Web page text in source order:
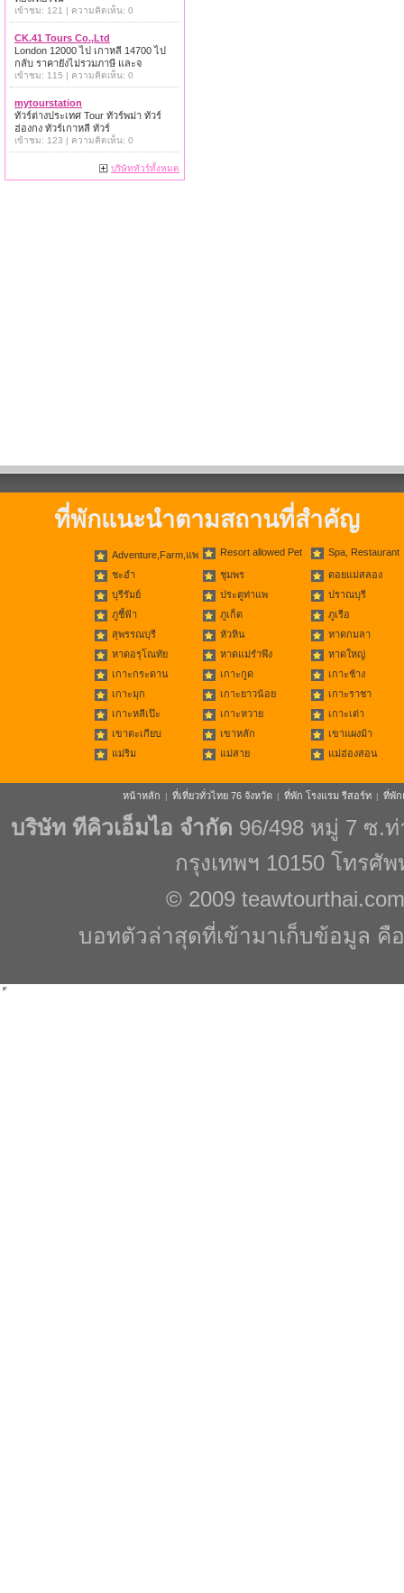
เข้าชม: 121 | ความคิดเห็น: 0
CK.41 Tours Co.,Ltd
London 12000 ไป เกาหลี 14700 ไป
กลับ ราคายังไม่รวมภาษี และจ
เข้าชม: 115 | ความคิดเห็น: 0
mytourstation
ทัวร์ต่างประเทศ Tour ทัวร์พม่า ทัวร์
ฮ่องกง ทัวร์เกาหลี ทัวร์
เข้าชม: 123 | ความคิดเห็น: 0
บริษัททัวร์ทั้งหมด
ที่พักแนะนำตามสถานที่สำคัญ
Adventure,Farm,แพ Resort allowed Pet Spa, Restaurant
ชะอำ ชุมพร
ดอยแม่สลอง
บุรีรัมย์
ประตูท่าแพ
ปราณบุรี
ภูชี้ฟ้า
ภูเก็ต
ภูเรือ
สุพรรณบุรี
หัวหิน
หาดกมลา
หาดอรุโณทัย
หาดแม่รำพึง
หาดใหญ่
เกาะกระดาน
เกาะกูด
เกาะช้าง
เกาะมุก
เกาะยาวน้อย
เกาะราชา
เกาะหลีเป๊ะ
เกาะหวาย
เกาะเต่า
เขาตะเกียบ
เขาหลัก
เขาแผงม้า
แม่ริม
แม่สาย แม่ฮ่องสอน
หน้าหลัก | ที่เที่ยวทั่วไทย 76 จังหวัด | ที่พัก โรงแรม รีสอร์ท | ที่พัก
บริษัท ทีคิวเอ็มไอ จำกัด 96/498 หมู่ 7 ซ.
กรุงเทพฯ 10150 โทรศั
© 2009 teawtourthai.com
บอทตัวล่าสุดที่เข้ามาเก็บข้อมูล คือ